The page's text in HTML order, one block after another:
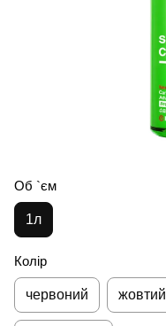
Об `єм
1л
Колір
червоний жовтий